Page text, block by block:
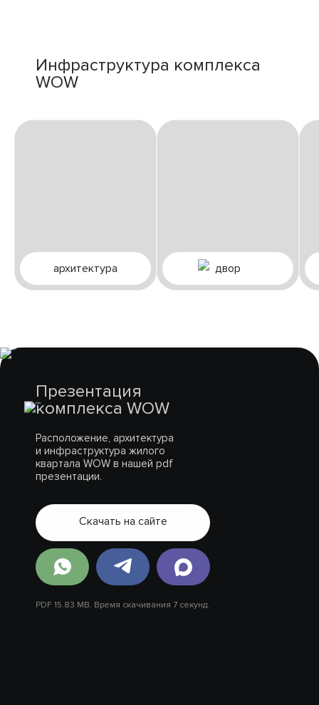
Инфраструктура комплекса
WOW
архитектура двор
Презентация
комплекса WOW
Расположение, архитектура
и инфраструктура жилого
квартала WOW в нашей pdf
презентации.
Скачать на сайте
PDF 15.83 MB. Время скачивания 7 секунд.